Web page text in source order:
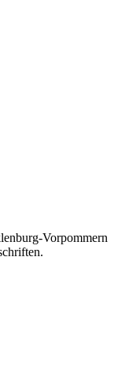
Vorpommern